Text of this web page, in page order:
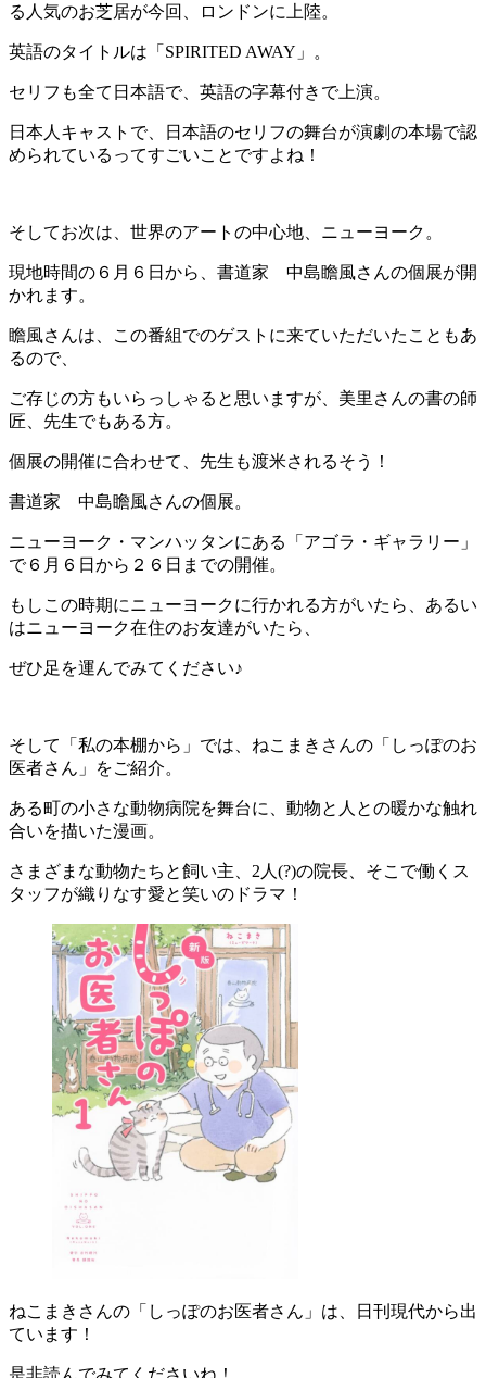
る人気のお芝居が今回、ロンドンに上陸。
英語のタイトルは「SPIRITED AWAY」。
セリフも全て日本語で、英語の字幕付きで上演。
日本人キャストで、日本語のセリフの舞台が演劇の本場で認
められているってすごいことですよね！
そしてお次は、世界のアートの中心地、ニューヨーク。
現地時間の６月６日から、書道家 中島瞻風さんの個展が開
かれます。
瞻風さんは、この番組でのゲストに来ていただいたこともあ
るので、
ご存じの方もいらっしゃると思いますが、美里さんの書の師
匠、先生でもある方。
個展の開催に合わせて、先生も渡米されるそう！
書道家 中島瞻風さんの個展。
ニューヨーク・マンハッタンにある「アゴラ・ギャラリー」
で６月６日から２６日までの開催。
もしこの時期にニューヨークに行かれる方がいたら、あるい
はニューヨーク在住のお友達がいたら、
ぜひ足を運んでみてください♪
そして「私の本棚から」では、ねこまきさんの「しっぽのお
医者さん」をご紹介。
ある町の小さな動物病院を舞台に、動物と人との暖かな触れ
合いを描いた漫画。
さまざまな動物たちと飼い主、2人(?)の院長、そこで働くス
タッフが織りなす愛と笑いのドラマ！
ねこまきさんの「しっぽのお医者さん」は、
日刊現代から出
ています！
是非読んでみてくださいね！